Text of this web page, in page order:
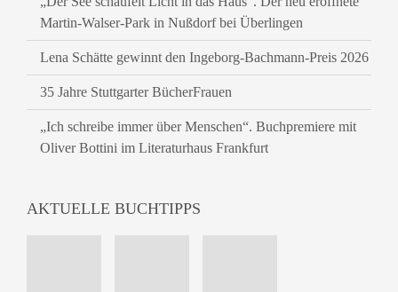
Martin-Walser-Park in Nußdorf bei Überlingen
Lena Schätte gewinnt den Ingeborg-Bachmann-Preis 2026
35 Jahre Stuttgarter BücherFrauen
„Ich schreibe immer über Menschen“. Buchpremiere mit
Oliver Bottini im Literaturhaus Frankfurt
AKTUELLE BUCHTIPPS